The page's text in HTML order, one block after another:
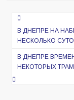
Навигация
по
записям
В ДНЕПРЕ НА
НЕСКОЛЬКО
В ДНЕПРЕ
НЕКОТОРЫХ